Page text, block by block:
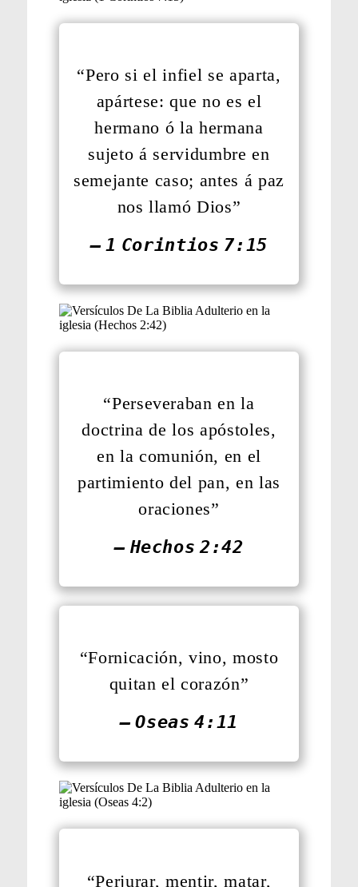
“Pero si el infiel se aparta,
apártese: que no es el
hermano ó la hermana
sujeto á servidumbre en
semejante caso; antes á paz
nos llamó Dios”
— 1 Corintios 7:15
“Perseveraban en la
doctrina de los apóstoles,
en la comunión, en el
partimiento del pan, en las
oraciones”
— Hechos 2:42
“Fornicación, vino, mosto
quitan el corazón”
— Oseas 4:11
“Perjurar, mentir, matar,